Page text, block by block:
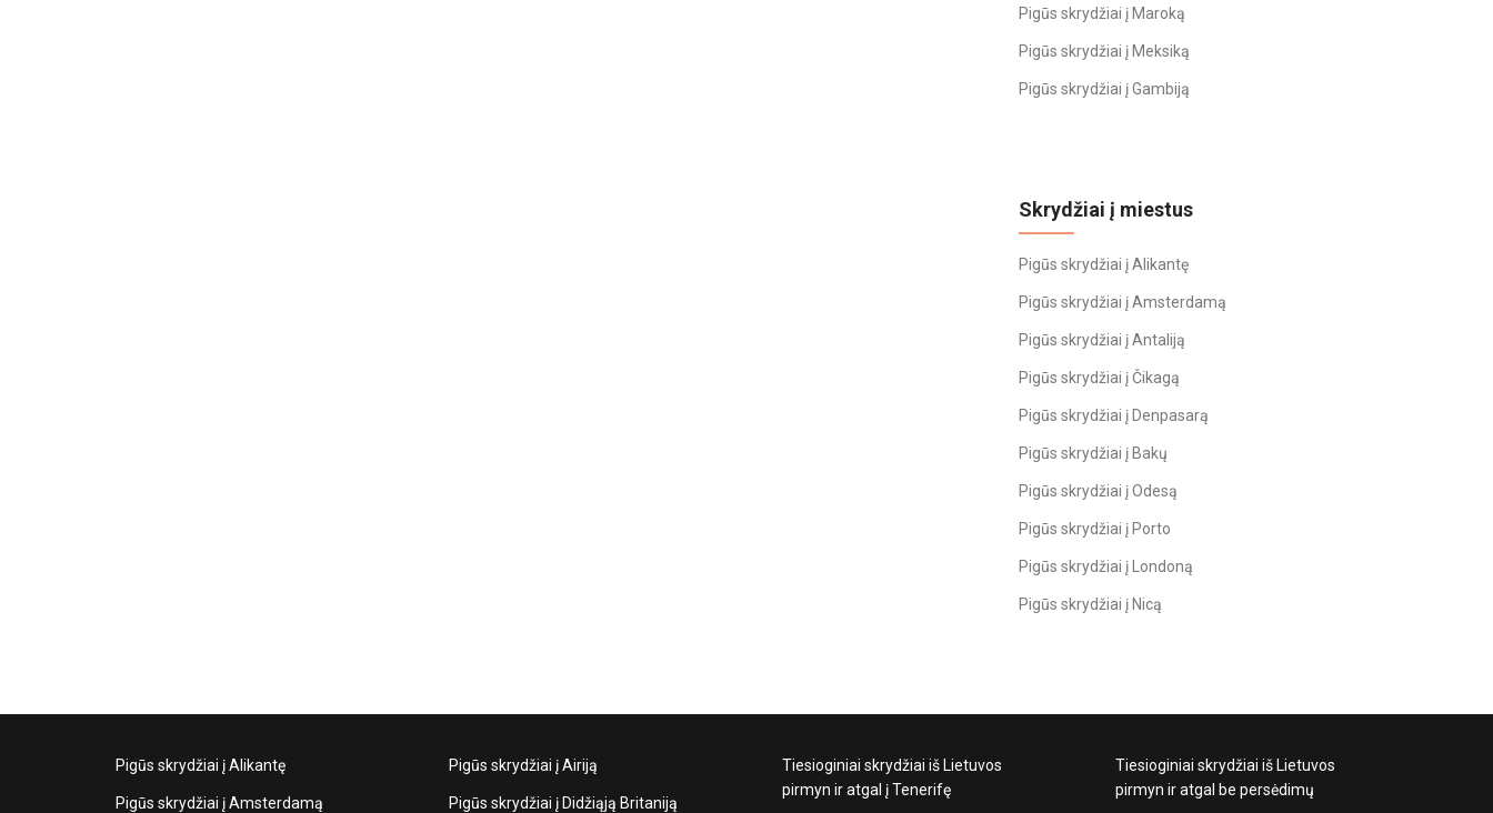
Pigūs skrydžiai į Maroką
Pigūs skrydžiai į Meksiką
Pigūs skrydžiai į Gambiją
Skrydžiai į miestus
Pigūs skrydžiai į Alikantę
Pigūs skrydžiai į Amsterdamą
Pigūs skrydžiai į Antaliją
Pigūs skrydžiai į Čikagą
Pigūs skrydžiai į Denpasarą
Pigūs skrydžiai į Bakų
Pigūs skrydžiai į Odesą
Pigūs skrydžiai į Porto
Pigūs skrydžiai į Londoną
Pigūs skrydžiai į Nicą
Pigūs skrydžiai į Alikantę
Pigūs skrydžiai į Amsterdamą
Pigūs skrydžiai į Airiją
Pigūs skrydžiai į Didžiąją Britaniją
Tiesioginiai skrydžiai iš Lietuvos
pirmyn ir atgal į Tenerifę
Tiesioginiai skrydžiai iš Lietuvos
pirmyn ir atgal be persėdimų